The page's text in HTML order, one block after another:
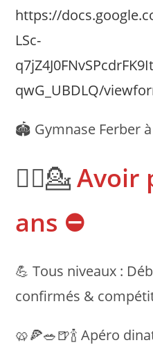
https://
LSc-
qwG_UBDLQ/
🏟 Gymnase Ferber
💁‍♀️💁Avoir
ans ⛔️
💪 Tous niveaux :
confirmés &
🥨🍕🥗🍺🍾 Apéro